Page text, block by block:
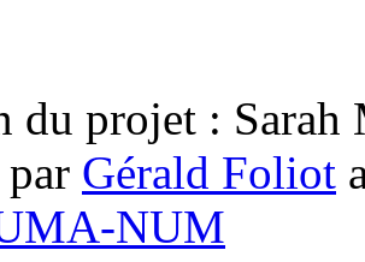
du projet : Sarah
Gérald Foliot
NUM